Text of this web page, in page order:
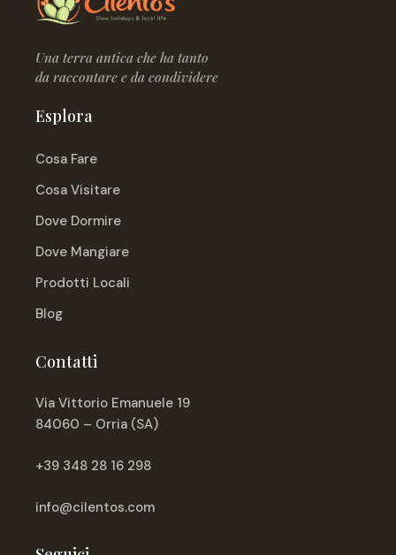
Una terra antica che ha tanto
da raccontare e da condividere
Esplora
Cosa Fare
Cosa Visitare
Dove Dormire
Dove Mangiare
Prodotti Locali
Blog
Contatti
Via Vittorio Emanuele 19
84060 – Orria (SA)
+39 348 28 16 298
info@cilentos.com